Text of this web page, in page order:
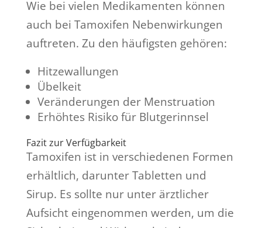
Wie bei vielen Medikamenten können
auch bei Tamoxifen Nebenwirkungen
auftreten. Zu den häufigsten gehören:
Hitzewallungen
Übelkeit
Veränderungen der Menstruation
Erhöhtes Risiko für Blutgerinnsel
Fazit zur Verfügbarkeit
Tamoxifen ist in verschiedenen Formen
erhältlich, darunter Tabletten und
Sirup. Es sollte nur unter ärztlicher
Aufsicht eingenommen werden, um die